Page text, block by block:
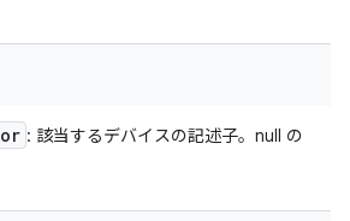
: 該当するデバイスの記述子。null の